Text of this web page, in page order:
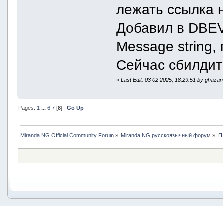
лежать ссылка
Добавил в
Message string,
Сейчас
«Last Edit: 03 02 2025, 18:29:51 by ghazan
Pages: 1 ... 6 7[8] Go Up
Miranda NG Official Community Forum» Miranda NG русскоязычный форум »